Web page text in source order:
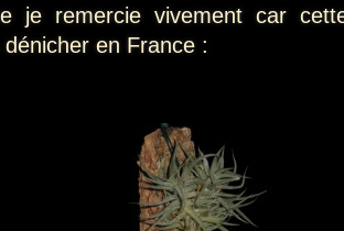
je remercie vivement car
en France :